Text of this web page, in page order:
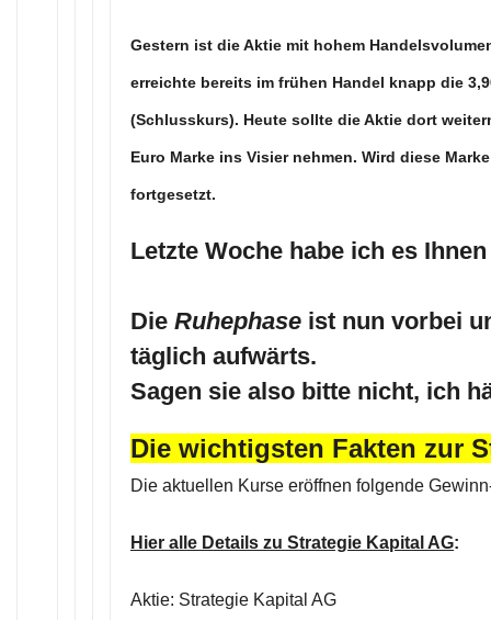
Gestern ist die Aktie mit hohem
erreichte bereits im frühen Handel knapp die
(Schlusskurs). Heute sollte die Aktie dort
Euro Marke ins Visier nehmen. Wird diese
fortgesetzt.
Letzte Woche habe ich es
Die Ruhephase ist nun vorbei
täglich aufwärts.
Sagen sie also bitte nicht, ich
Die wichtigsten Fakten zur
Die aktuellen Kurse eröffnen folgende
Hier alle Details zu Strategie Kapital AG:
Aktie: Strategie Kapital AG